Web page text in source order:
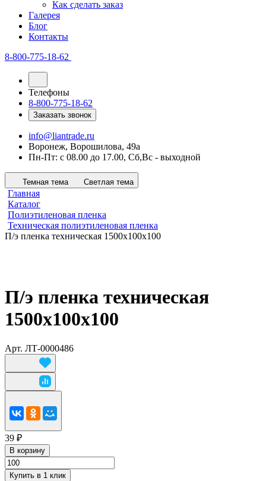
Как сделать заказ
Галерея
Блог
Контакты
8-800-775-18-62
Телефоны
8-800-775-18-62
Заказать звонок
info@liantrade.ru
Воронеж, Ворошилова, 49а
Пн-Пт: c 08.00 до 17.00, Cб,Вс - выходной
Темная тема Светлая тема
Главная
Каталог
Полиэтиленовая пленка
Техническая полиэтиленовая пленка
П/э пленка техническая 1500х100х100
П/э пленка техническая
1500х100х100
Арт. ЛТ-0000486
39 ₽
В корзину
Купить в 1 клик